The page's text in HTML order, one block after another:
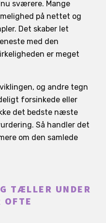
sværere. Mange
på nettet og
Det skaber let
med den
er meget
og andre tegn
forsinkede eller
det bedste næste
Så handler det
om den samlede
TÆLLER UNDER
OFTE